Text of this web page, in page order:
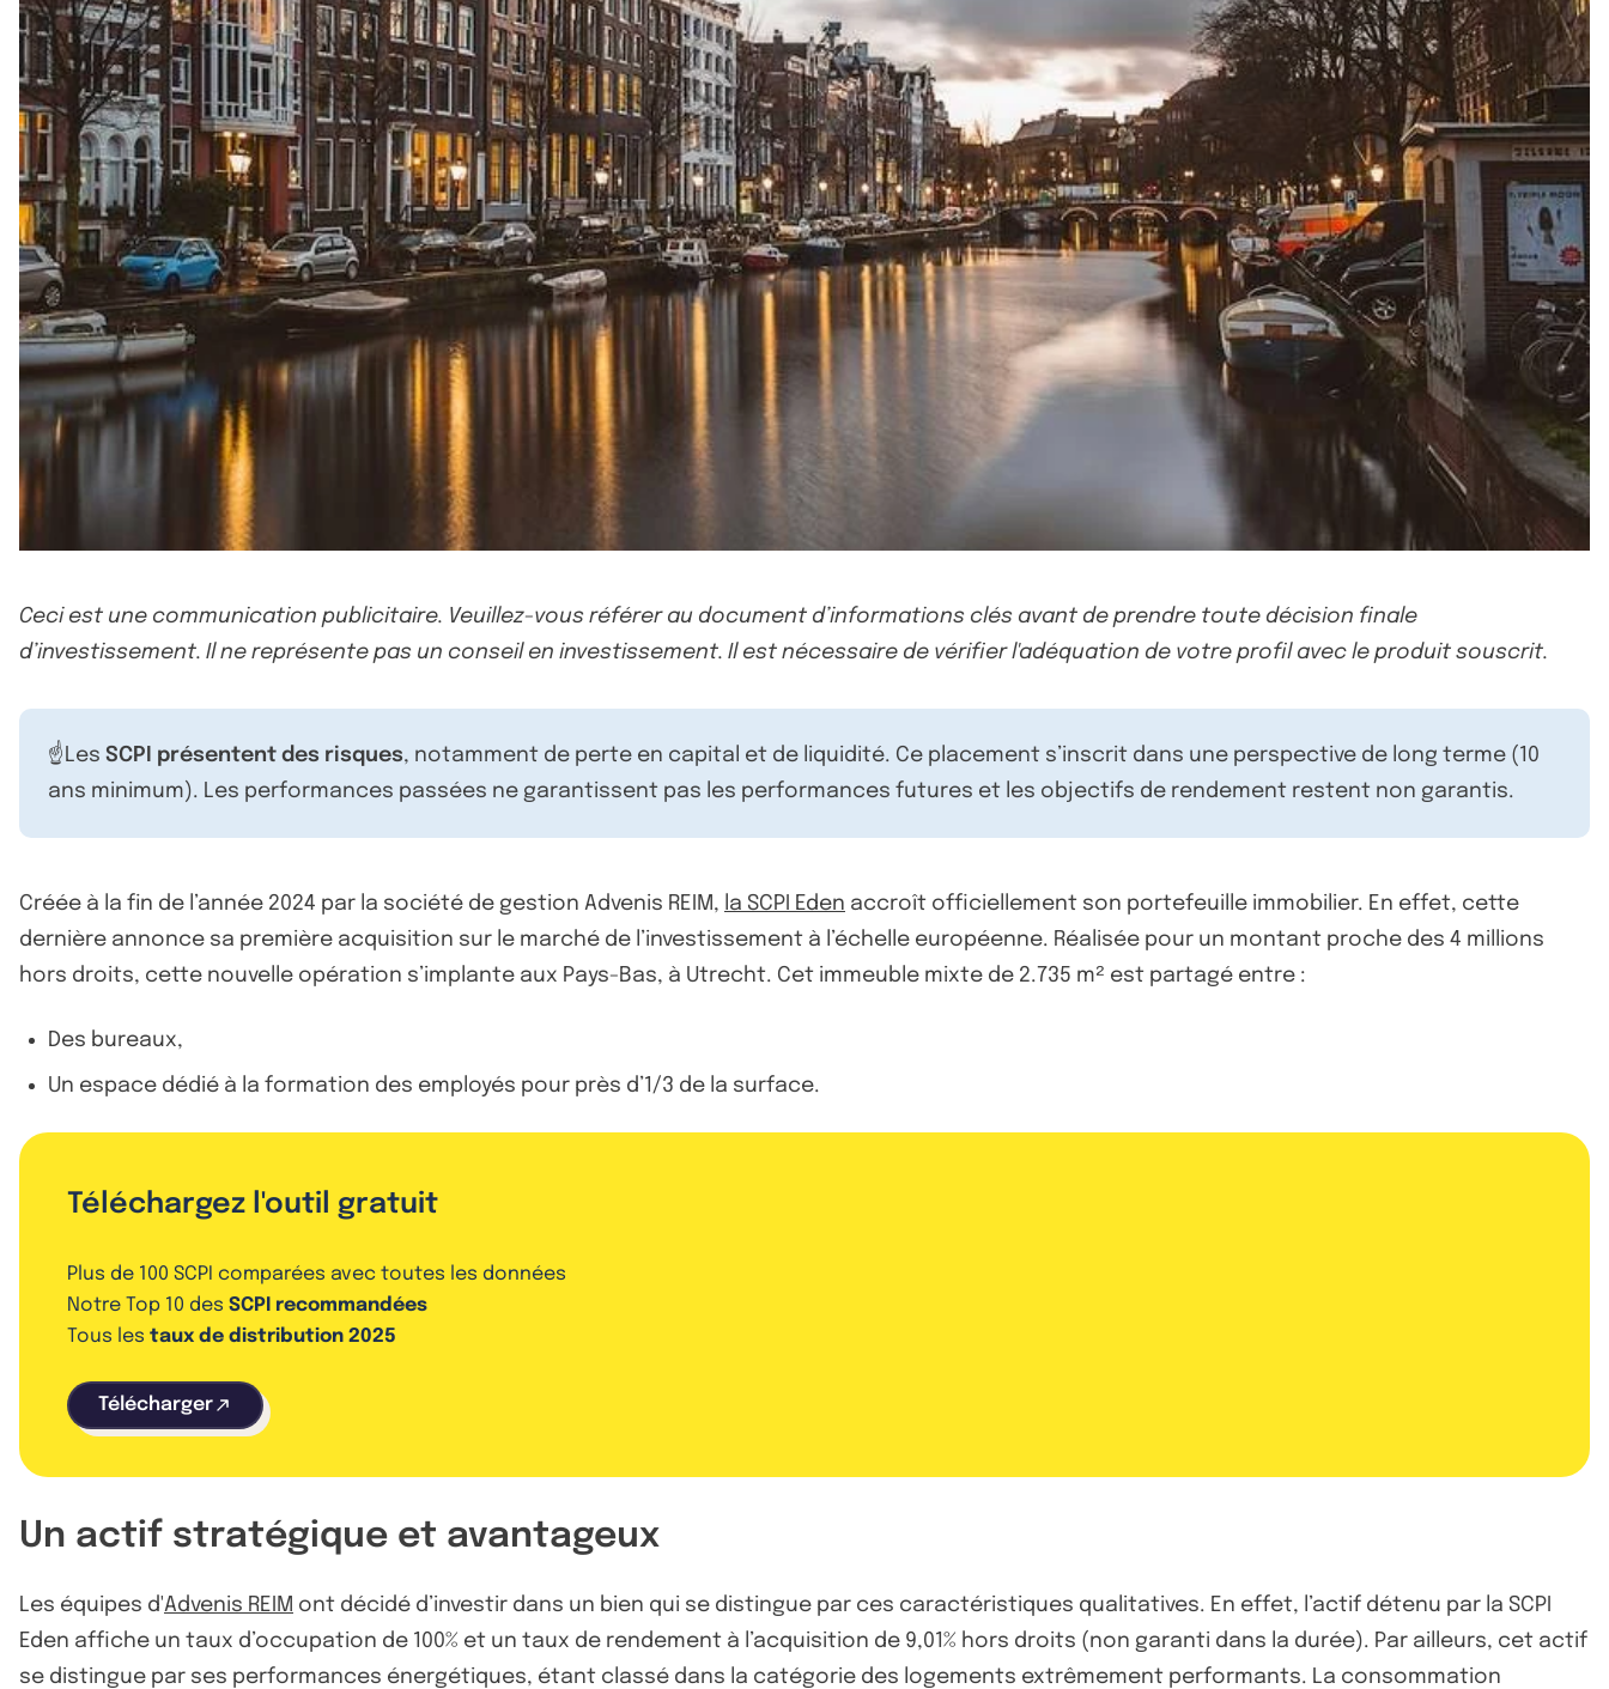
Ceci est une communication publicitaire. Veuillez-vous référer au document d’informations clés avant de prendre toute décision finale
d’investissement. Il ne représente pas un conseil en investissement. Il est nécessaire de vérifier l'adéquation de votre profil avec le produit souscrit.
☝️Les SCPI présentent des risques, notamment de perte en capital et de liquidité. Ce placement s’inscrit dans une perspective de long terme (10
ans minimum). Les performances passées ne garantissent pas les performances futures et les objectifs de rendement restent non garantis.
Créée à la fin de l’année 2024 par la société de gestion Advenis REIM, la SCPI Eden accroît officiellement son portefeuille immobilier. En effet, cette
dernière annonce sa première acquisition sur le marché de l’investissement à l’échelle européenne. Réalisée pour un montant proche des 4 millions
hors droits, cette nouvelle opération s’implante aux Pays-Bas, à Utrecht. Cet immeuble mixte de 2.735 m² est partagé entre :
Des bureaux,
Un espace dédié à la formation des employés pour près d’1/3 de la surface.
Téléchargez l'outil gratuit
Plus de 100 SCPI comparées avec toutes les données
Notre Top 10 des SCPI recommandées
Tous les taux de distribution 2025
Télécharger
Un actif stratégique et avantageux
Les équipes d'Advenis REIM ont décidé d’investir dans un bien qui se distingue par ces caractéristiques qualitatives. En effet, l’actif détenu par la SCPI
Eden affiche un taux d’occupation de 100% et un taux de rendement à l’acquisition de 9,01% hors droits (non garanti dans la durée). Par ailleurs, cet actif
se distingue par ses performances énergétiques, étant classé dans la catégorie des logements extrêmement performants. La consommation